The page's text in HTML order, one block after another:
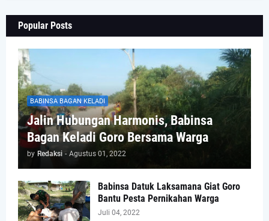
Popular Posts
BABINSA BAGAN KELADI
Jalin Hubungan Harmonis, Babinsa
Bagan Keladi Goro Bersama Warga
by Redaksi - Agustus 01, 2022
Babinsa Datuk Laksamana Giat Goro
Bantu Pesta Pernikahan Warga
Juli 04, 2022